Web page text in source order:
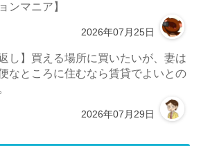
ンマニア】
2026年07月25日
返し】買える場所に買いたいが、妻は
なところに住むなら賃貸でよいとの
2026年07月29日